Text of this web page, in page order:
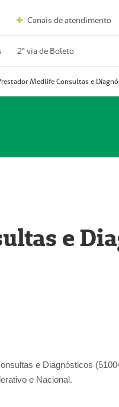
Canais de atendimento
2º via de Boleto
e
e Diagnósticos
e Nacional.